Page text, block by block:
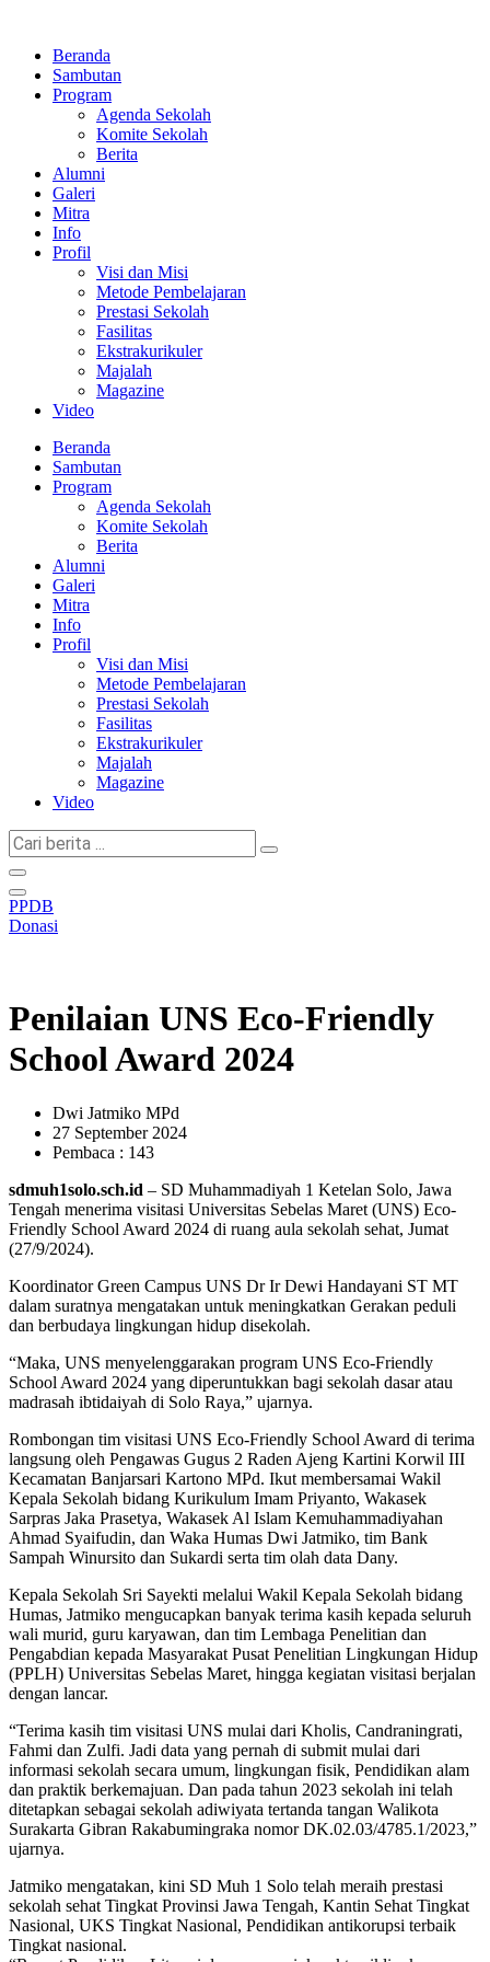
kontenBeranda
Sambutan
Program
Agenda Sekolah
Komite Sekolah
Berita
Alumni
Galeri
Mitra
Info
Profil
Visi dan Misi
Metode Pembelajaran
Prestasi Sekolah
Fasilitas
Ekstrakurikuler
Majalah
Magazine
Video
Beranda
Sambutan
Program
Agenda Sekolah
Komite Sekolah
Berita
Alumni
Galeri
Mitra
Info
Profil
Visi dan Misi
Metode Pembelajaran
Prestasi Sekolah
Fasilitas
Ekstrakurikuler
Majalah
Magazine
Video
Cari
berita
...
PPDB
Donasi
Penilaian UNS Eco-Friendly
School Award 2024
Dwi Jatmiko MPd
27 September 2024
Pembaca : 143
sdmuh1solo.sch.id – SD Muhammadiyah 1 Ketelan Solo, Jawa
Tengah menerima visitasi Universitas Sebelas Maret (UNS) Eco-
Friendly School Award 2024 di ruang aula sekolah sehat, Jumat
(27/9/2024).
Koordinator Green Campus UNS Dr Ir Dewi Handayani ST MT
dalam suratnya mengatakan untuk meningkatkan Gerakan peduli
dan berbudaya lingkungan hidup disekolah.
“Maka, UNS menyelenggarakan program UNS Eco-Friendly
School Award 2024 yang diperuntukkan bagi sekolah dasar atau
madrasah ibtidaiyah di Solo Raya,” ujarnya.
Rombongan tim visitasi UNS Eco-Friendly School Award di terima
langsung oleh Pengawas Gugus 2 Raden Ajeng Kartini Korwil III
Kecamatan Banjarsari Kartono MPd. Ikut membersamai Wakil
Kepala Sekolah bidang Kurikulum Imam Priyanto, Wakasek
Sarpras Jaka Prasetya, Wakasek Al Islam Kemuhammadiyahan
Ahmad Syaifudin, dan Waka Humas Dwi Jatmiko, tim Bank
Sampah Winursito dan Sukardi serta tim olah data Dany.
Kepala Sekolah Sri Sayekti melalui Wakil Kepala Sekolah bidang
Humas, Jatmiko mengucapkan banyak terima kasih kepada seluruh
wali murid, guru karyawan, dan tim Lembaga Penelitian dan
Pengabdian kepada Masyarakat Pusat Penelitian Lingkungan Hidup
(PPLH) Universitas Sebelas Maret, hingga kegiatan visitasi berjalan
dengan lancar.
“Terima kasih tim visitasi UNS mulai dari Kholis, Candraningrati,
Fahmi dan Zulfi. Jadi data yang pernah di submit mulai dari
informasi sekolah secara umum, lingkungan fisik, Pendidikan alam
dan praktik berkemajuan. Dan pada tahun 2023 sekolah ini telah
ditetapkan sebagai sekolah adiwiyata tertanda tangan Walikota
Surakarta Gibran Rakabumingraka nomor DK.02.03/4785.1/2023,”
ujarnya.
Jatmiko mengatakan, kini SD Muh 1 Solo telah meraih prestasi
sekolah sehat Tingkat Provinsi Jawa Tengah, Kantin Sehat Tingkat
Nasional, UKS Tingkat Nasional, Pendidikan antikorupsi terbaik
Tingkat nasional.